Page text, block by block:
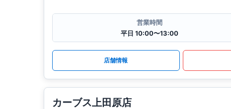
営業時間
平日 10:00〜13:00
店舗情報
カーブス上田原店